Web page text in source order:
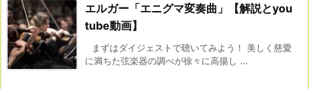
エルガー「エニグマ変奏曲」【解説とyou
tube動画】
まずはダイジェストで聴いてみよう！ 美しく慈愛
に満ちた弦楽器の調べが徐々に高揚し ...